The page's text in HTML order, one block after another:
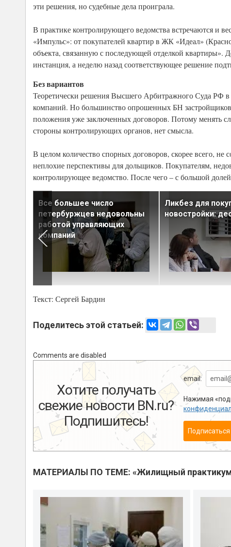
эти решения, но судебные дела проиграла.
В практике контролирующего ведомства встречаются и
«Импульс»: от покупателей квартир в ЖК «Идеал»
объекта, связанную с последующей отделкой квартиры».
инстанция, а неделю назад соответствующее решение
Без вариантов
Теоретически решения Высшего Арбитражного Суда РФ в
компаний. Но большинство опрошенных БН
положения уже заключенных договоров. Потому менять
стороны контролирующих органов, нет смысла.
В целом количество спорных договоров, скорее всего,
неплохие перспективы для дольщиков. Покупателям,
контролирующее ведомство. После чего – с большой
Все большее число
петербуржцев недовольны
работой управляющих
компаний
Ликбез для
новостройки:
Текст: Сергей Бардин
Поделитесь этой статьей:
Comments are disabled
Хотите получать
свежие новости BN.ru?
Подпишитесь!
email:
Нажимая
Подписаться
МАТЕРИАЛЫ ПО ТЕМЕ: «Жилищный